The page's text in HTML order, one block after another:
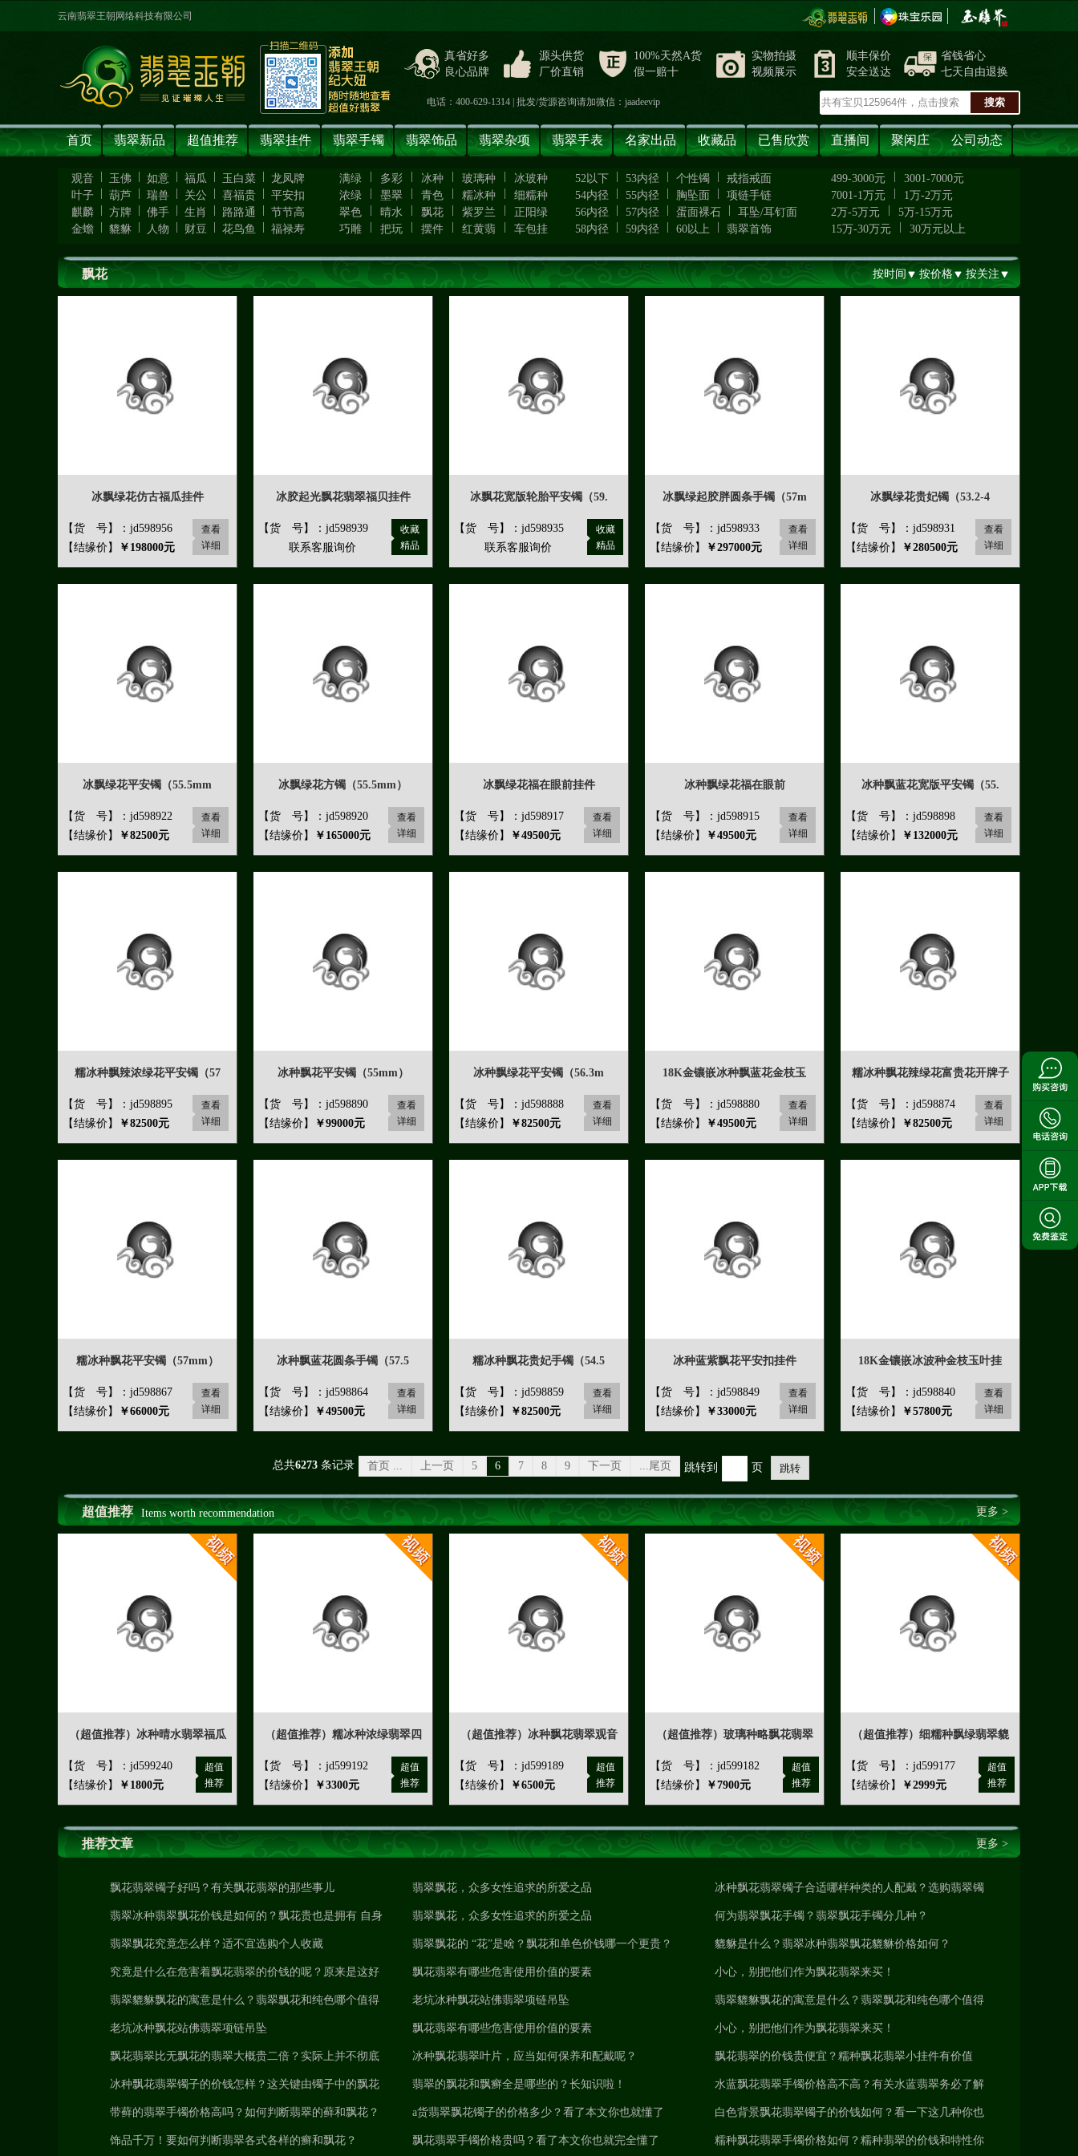
云南翡翠王朝网络科技有限公司
真省好多
良心品牌
源头供货
厂价直销
100%天然A货
假一赔十
实物拍摄
视频展示
顺丰保价
安全送达
省钱省心
七天自由退换
电话：400-629-1314 | 批发/货源咨询请加微信：jaadeevip
首页 翡翠新品 超值推荐 翡翠挂件 翡翠手镯 翡翠饰品 翡翠杂项 翡翠手表 名家出品 收藏品 已售欣赏 直播间 聚闲庄 公司动态
观音 玉佛 如意 福瓜 玉白菜
龙凤牌
叶子
葫芦 瑞兽 关公 喜福贵
平安扣
麒麟
方牌 佛手 生肖 路路通
节节高
金蟾
貔貅 人物 财豆 花鸟鱼 福禄寿
满绿 多彩 冰种 玻璃种
冰玻种
浓绿
墨翠 青色 糯冰种
细糯种
翠色
晴水 飘花 紫罗兰
正阳绿
巧雕
把玩 摆件 红黄翡 车包挂
52以下 53内径 个性镯
戒指戒面
54内径
55内径 胸坠面
项链手链
56内径
57内径 蛋面裸石
耳坠/耳钉面
58内径
59内径 60以上 翡翠首饰
499-3000元
3001-7000元
7001-1万元
1万-2万元
2万-5万元
5万-15万元
15万-30万元
30万元以上
飘花 按时间 按价格 按关注
冰飘绿花仿古福瓜挂件
【货 号】：jd598956
【结缘价】
￥198000元
查看
详细
冰胶起光飘花翡翠福贝挂件
【货 号】：jd598939
联系客服询价
收藏
精品
冰飘花宽版轮胎平安镯（59.
【货 号】：jd598935
联系客服询价
收藏
精品
冰飘绿起胶胖圆条手镯（57m
【货 号】：jd598933
【结缘价】
￥297000元
查看
详细
冰飘绿花贵妃镯（53.2-4
【货 号】：jd598931
【结缘价】
￥280500元
查看
详细
冰飘绿花平安镯（55.5mm
【货 号】：jd598922
【结缘价】
￥82500元
查看
详细
冰飘绿花方镯（55.5mm）
【货 号】：jd598920
【结缘价】
￥165000元
查看
详细
冰飘绿花福在眼前挂件
【货 号】：jd598917
【结缘价】
￥49500元
查看
详细
冰种飘绿花福在眼前
【货 号】：jd598915
【结缘价】
￥49500元
查看
详细
冰种飘蓝花宽版平安镯（55.
【货 号】：jd598898
【结缘价】
￥132000元
查看
详细
糯冰种飘辣浓绿花平安镯（57
【货 号】：jd598895
【结缘价】
￥82500元
查看
详细
冰种飘花平安镯（55mm）
【货 号】：jd598890
【结缘价】
￥99000元
查看
详细
冰种飘绿花平安镯（56.3m
【货 号】：jd598888
【结缘价】
￥82500元
查看
详细
18K金镶嵌冰种飘蓝花金枝玉
【货 号】：jd598880
【结缘价】
￥49500元
查看
详细
糯冰种飘花辣绿花富贵花开牌子
【货 号】：jd598874
【结缘价】
￥82500元
查看
详细
糯冰种飘花平安镯（57mm）
【货 号】：jd598867
【结缘价】
￥66000元
查看
详细
冰种飘蓝花圆条手镯（57.5
【货 号】：jd598864
【结缘价】
￥49500元
查看
详细
糯冰种飘花贵妃手镯（54.5
【货 号】：jd598859
【结缘价】
￥82500元
查看
详细
冰种蓝紫飘花平安扣挂件
【货 号】：jd598849
【结缘价】
￥33000元
查看
详细
18K金镶嵌冰波种金枝玉叶挂
【货 号】：jd598840
【结缘价】
￥57800元
查看
详细
总共6273 条记录 首页 ... 上一页 5 6 7 8 9 下一页 ...尾页 跳转到 页 跳转
超值推荐 Items worth recommendation 更多 >
（超值推荐）冰种晴水翡翠福瓜
【货 号】：jd599240
【结缘价】
￥1800元
超值
推荐
（超值推荐）糯冰种浓绿翡翠四
【货 号】：jd599192
【结缘价】
￥3300元
超值
推荐
（超值推荐）冰种飘花翡翠观音
【货 号】：jd599189
【结缘价】
￥6500元
超值
推荐
（超值推荐）玻璃种略飘花翡翠
【货 号】：jd599182
【结缘价】
￥7900元
超值
推荐
（超值推荐）细糯种飘绿翡翠貔
【货 号】：jd599177
【结缘价】
￥2999元
超值
推荐
推荐文章 更多 >
飘花翡翠镯子好吗？有关飘花翡翠的那些事儿 翡翠飘花，众多女性追求的所爱之品 冰种飘花翡翠镯子合适哪样种类的人配戴？选购翡翠镯
子考虑到的要素
翡翠冰种翡翠飘花价钱是如何的？飘花贵也是拥有 自身
的原因
翡翠飘花，众多女性追求的所爱之品 何为翡翠飘花手镯？翡翠飘花手镯分几种？
翡翠飘花究竟怎么样？适不宜选购个人收藏 翡翠飘花的 “花”是啥？飘花和单色价钱哪一个更贵？ 貔貅是什么？翡翠冰种翡翠飘花貔貅价格如何？
究竟是什么在危害着飘花翡翠的价钱的呢？原来是这好
多个啊！
飘花翡翠有哪些危害使用价值的要素 小心，别把他们作为飘花翡翠来买！
翡翠貔貅飘花的寓意是什么？翡翠飘花和纯色哪个值得
入手？
老坑冰种飘花站佛翡翠项链吊坠 翡翠貔貅飘花的寓意是什么？翡翠飘花和纯色哪个值得
入手？
老坑冰种飘花站佛翡翠项链吊坠 飘花翡翠有哪些危害使用价值的要素 小心，别把他们作为飘花翡翠来买！
飘花翡翠比无飘花的翡翠大概贵二倍？实际上并不彻底
是
冰种飘花翡翠叶片，应当如何保养和配戴呢？ 飘花翡翠的价钱贵便宜？糯种飘花翡翠小挂件有价值
吗？
冰种飘花翡翠镯子的价钱怎样？这关键由镯子中的飘花
所决策
翡翠的飘花和飘癣全是哪些的？长知识啦！ 水蓝飘花翡翠手镯价格高不高？有关水蓝翡翠务必了解
的专业知识
带藓的翡翠手镯价格高吗？如何判断翡翠的藓和飘花？ a货翡翠飘花镯子的价格多少？看了本文你也就懂了 白色背景飘花翡翠镯子的价钱如何？看一下这几种你也
就懂了
饰品千万！要如何判断翡翠各式各样的癣和飘花？ 飘花翡翠手镯价格贵吗？看了本文你也就完全懂了 糯种飘花翡翠手镯价格如何？糯种翡翠的价钱和特性你